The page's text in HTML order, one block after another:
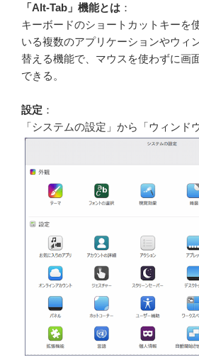
「Alt-Tab」機能とは ：
キーボードのショートカットキーを
いる複数のアプリケーションやウィ
替える機能で、マウスを使わずに画
できる。
設定 ：
「システムの設定」から「ウィンド